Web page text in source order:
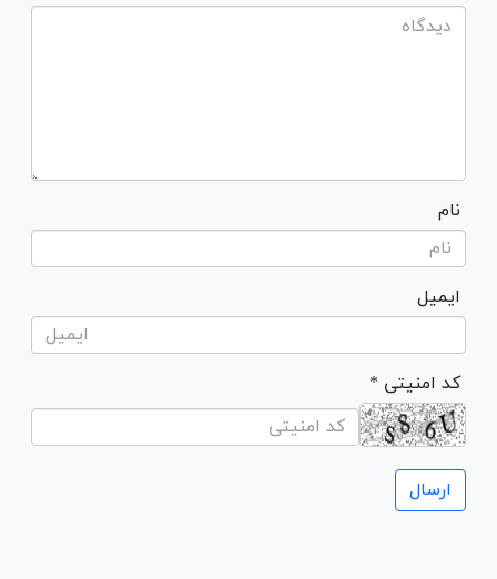
نام
ایمیل
* کد امنیتی